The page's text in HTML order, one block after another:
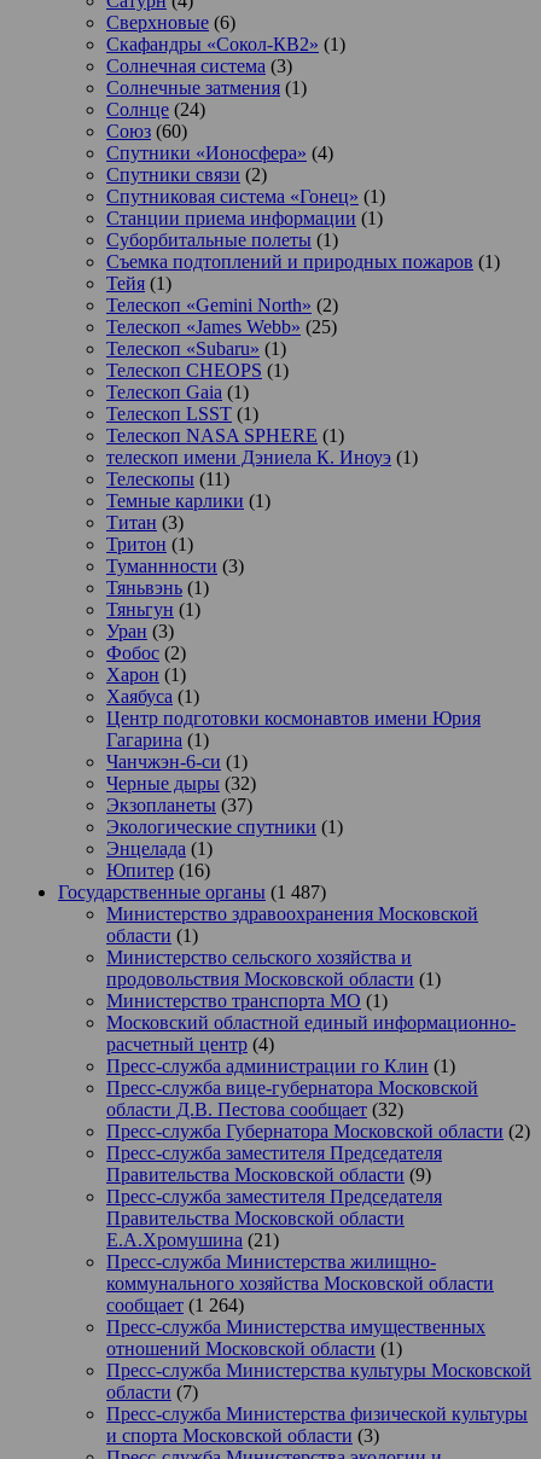
Сверхновые (6)
Скафандры «Сокол-КВ2» (1)
Солнечная система (3)
Солнечные затмения (1)
Солнце (24)
Союз (60)
Спутники «Ионосфера» (4)
Спутники связи (2)
Спутниковая система «Гонец» (1)
Станции приема информации (1)
Суборбитальные полеты (1)
Съемка подтоплений и природных пожаров (1)
Тейя (1)
Телескоп «Gemini North» (2)
Телескоп «James Webb» (25)
Телескоп «Subaru» (1)
Телескоп CHEOPS (1)
Телескоп Gaia (1)
Телескоп LSST (1)
Телескоп NASA SPHERE (1)
телескоп имени Дэниела К. Иноуэ (1)
Телескопы (11)
Темные карлики (1)
Титан (3)
Тритон (1)
Туманнности (3)
Тяньвэнь (1)
Тяньгун (1)
Уран (3)
Фобос (2)
Харон (1)
Хаябуса (1)
Центр подготовки космонавтов имени Юрия
Гагарина (1)
Чанчжэн-6-си (1)
Черные дыры (32)
Экзопланеты (37)
Экологические спутники (1)
Энцелада (1)
Юпитер (16)
Государственные органы (1 487)
Министерство здравоохранения Московской
области (1)
Министерство сельского хозяйства и
продовольствия Московской области (1)
Министерство транспорта МО (1)
Московский областной единый информационно-
расчетный центр (4)
Пресс-служба администрации го Клин (1)
Пресс-служба вице-губернатора Московской
области Д.В. Пестова сообщает (32)
Пресс-служба Губернатора Московской области (2)
Пресс-служба заместителя Председателя
Правительства Московской области (9)
Пресс-служба заместителя Председателя
Правительства Московской области
Е.А.Хромушина (21)
Пресс-служба Министерства жилищно-
коммунального хозяйства Московской области
сообщает (1 264)
Пресс-служба Министерства имущественных
отношений Московской области (1)
Пресс-служба Министерства культуры Московской
области (7)
Пресс-служба Министерства физической культуры
и спорта Московской области (3)